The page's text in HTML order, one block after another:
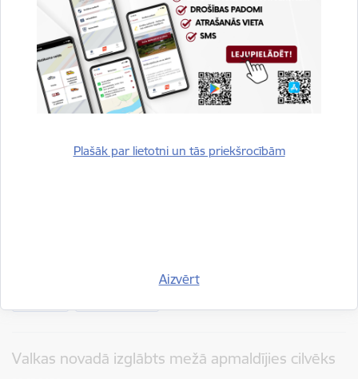
Plašāk par lietotni un tās priekšrocībām
Aizvērt
Aizvadītajā diennaktī ugunsdzēsējiem glābējiem
54 izsaukumi
30.07.2026.
Aizvadītajā diennaktī, laika posmā no šī gada 29. jūlija plkst. 6.30 līdz 30. jūlija
plkst. 6.30, Valsts ugunsdzēsības un glābšanas dienests (VUGD) saņēma 54
izsaukumus – 10 uz ugunsgrēku dzēšanu,…
Preses relīzes
izsaukumus – septiņus uz ugunsgrēku…
Valkas novadā izglābts mežā apmaldījies cilvēks